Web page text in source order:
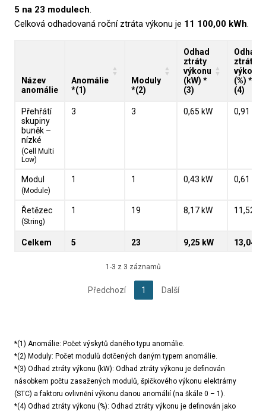
5 na 23 modulech.
Celková odhadovaná roční ztráta výkonu je 11 100,00 kWh.
Název
anomálie
Anomálie
*(1)
Moduly
*(2)
Odhad
ztráty
výkonu
(kW) *
(3)
Odhad
ztráty
výkonu
(%) *
(4)
Přehřátí
skupiny
buněk –
nízké
(Cell Multi
Low)
3 3 0,65 kW 0,91 %
Modul
(Module)
1 1 0,43 kW 0,61 %
Řetězec
(String)
1 19 8,17 kW 11,52 %
Celkem 5 23 9,25 kW 13,04 %
1-3 z 3 záznamů
Předchozí 1 Další
*(1) Anomálie: Počet výskytů daného typu anomálie.
*(2) Moduly: Počet modulů dotčených daným typem anomálie.
*(3) Odhad ztráty výkonu (kW): Odhad ztráty výkonu je definován
násobkem počtu zasažených modulů, špičkového výkonu elektrárny
(STC) a faktoru ovlivnění výkonu danou anomálií (na škále 0 – 1).
*(4) Odhad ztráty výkonu (%): Odhad ztráty výkonu je definován jako